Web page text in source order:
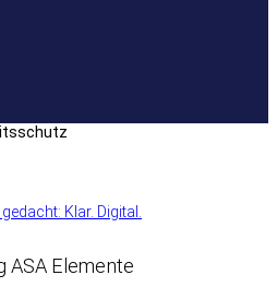
ASA Elemente